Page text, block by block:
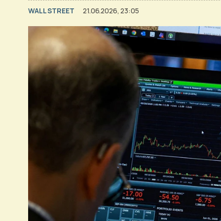
WALL STREET 21.06.2026, 23:05